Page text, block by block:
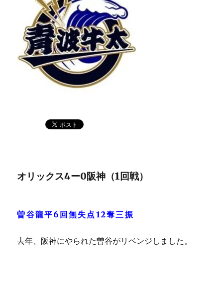
オリックス4ー0阪神（1回戦）
曽谷龍平6回無失点12奪三振
去年、阪神にやられた曽谷がリベンジしました。